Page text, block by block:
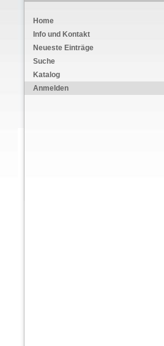
Home
Info und Kontakt
Neueste Einträge
Suche
Katalog
Anmelden